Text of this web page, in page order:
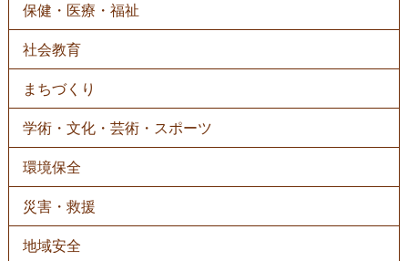
保健・医療・福祉
社会教育
まちづくり
学術・文化・芸術・スポーツ
環境保全
災害・救援
地域安全